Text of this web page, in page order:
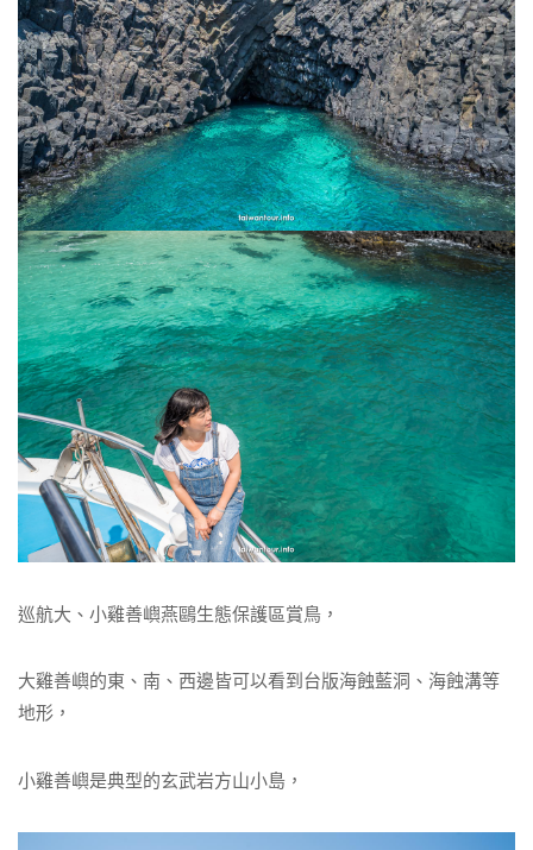
巡航大、小雞善嶼燕鷗生態保護區賞鳥，
大雞善嶼的東、南、西邊皆可以看到台版海蝕藍洞、海蝕溝等
地形，
小雞善嶼是典型的玄武岩方山小島，